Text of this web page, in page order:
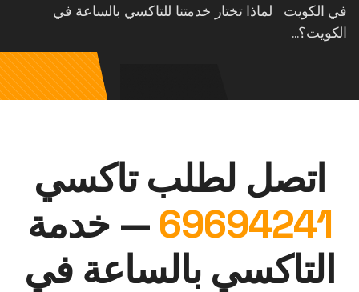
في الكويت لماذا تختار خدمتنا للتاكسي بالساعة في
الكويت؟...
اتصل لطلب تاكسي
69694241 — خدمة
التاكسي بالساعة في